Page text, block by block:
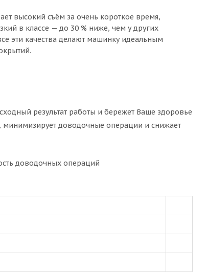
высокий съём за очень короткое время,
в классе — до 30 % ниже, чем у других
эти качества делают машинку идеальным
результат работы и бережет Ваше здоровье
минимизирует доводочные операции и снижает
доводочных операций